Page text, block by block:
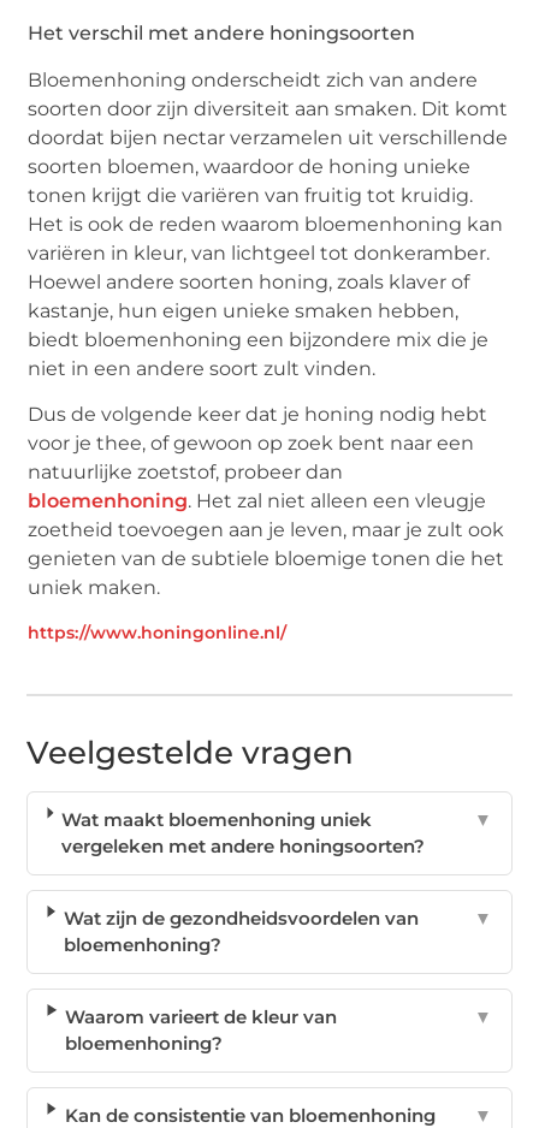
Het verschil met andere honingsoorten
Bloemenhoning onderscheidt zich van andere
soorten door zijn diversiteit aan smaken. Dit komt
doordat bijen nectar verzamelen uit verschillende
soorten bloemen, waardoor de honing unieke
tonen krijgt die variëren van fruitig tot kruidig.
Het is ook de reden waarom bloemenhoning kan
variëren in kleur, van lichtgeel tot donkeramber.
Hoewel andere soorten honing, zoals klaver of
kastanje, hun eigen unieke smaken hebben,
biedt bloemenhoning een bijzondere mix die je
niet in een andere soort zult vinden.
Dus de volgende keer dat je honing nodig hebt
voor je thee, of gewoon op zoek bent naar een
natuurlijke zoetstof, probeer dan
bloemenhoning. Het zal niet alleen een vleugje
zoetheid toevoegen aan je leven, maar je zult ook
genieten van de subtiele bloemige tonen die het
uniek maken.
https://www.honingonline.nl/
Veelgestelde vragen
Wat maakt bloemenhoning uniek
vergeleken met andere honingsoorten?
▼
Wat zijn de gezondheidsvoordelen van
bloemenhoning?
▼
Waarom varieert de kleur van
bloemenhoning?
▼
Kan de consistentie van bloemenhoning
▼